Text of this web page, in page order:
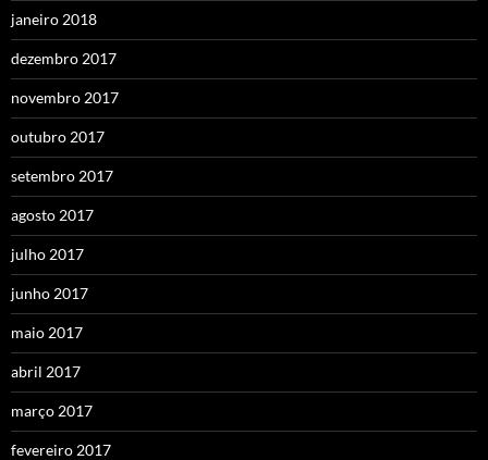
janeiro 2018
dezembro 2017
novembro 2017
outubro 2017
setembro 2017
agosto 2017
julho 2017
junho 2017
maio 2017
abril 2017
março 2017
fevereiro 2017